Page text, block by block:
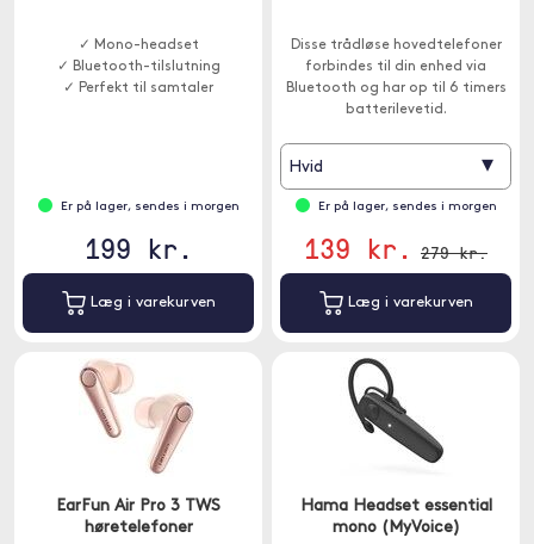
✓ Mono-headset
✓ Bluetooth-tilslutning
✓ Perfekt til samtaler
Er på lager, sendes i morgen
199 kr.
Læg i varekurven
Disse trådløse hovedtelefoner
forbindes til din enhed via
Bluetooth og har op til 6 timers
batterilevetid.
Hvid ▾
Er på lager, sendes i morgen
139 kr. 279 kr.
Læg i varekurven
EarFun Air Pro 3 TWS
høretelefoner
Hama Headset essential
mono (MyVoice)